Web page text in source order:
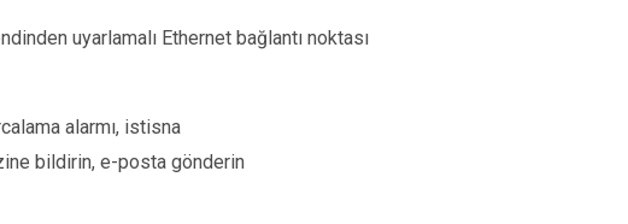
uyarlamalı Ethernet bağlantı noktası
alarmı, istisna
bildirin, e-posta gönderin